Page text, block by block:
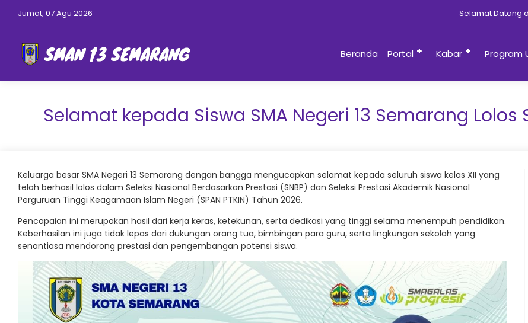
Jumat, 07 Agu 2026 Selamat Datang di
Beranda Portal Kabar Program
Selamat kepada Siswa SMA Negeri 13 Semarang Lolos
Keluarga besar SMA Negeri 13 Semarang dengan bangga mengucapkan selamat kepada seluruh siswa kelas XII yang
telah berhasil lolos dalam Seleksi Nasional Berdasarkan Prestasi (SNBP) dan Seleksi Prestasi Akademik Nasional
Perguruan Tinggi Keagamaan Islam Negeri (SPAN PTKIN) Tahun 2026.
Pencapaian ini merupakan hasil dari kerja keras, ketekunan, serta dedikasi yang tinggi selama menempuh pendidikan.
Keberhasilan ini juga tidak lepas dari dukungan orang tua, bimbingan para guru, serta lingkungan sekolah yang
senantiasa mendorong prestasi dan pengembangan potensi siswa.